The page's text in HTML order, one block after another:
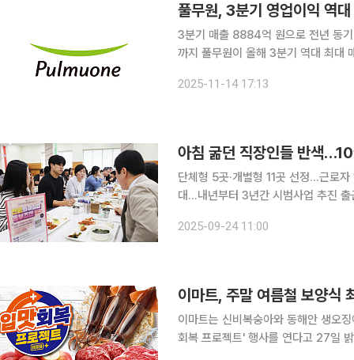
풀무원, 3분기 영업이익 역
3분기 매출 8884억 원으로 전년 동
까지 풀무원이 올해 3분기 역대 최대 매출과 영업이익을 달성했다. 14일 풀무원은 3분기 매출
기 누적 매출은 2조5210억 원, 영업
2025-11-14 17:13
아침 굶던 직장인들 반색…10
단체형 5곳·개별형 11곳 선정…근로
대…내년부터 3년간 시범사업 추진 출근길에 아침을 거르던 산업단지 근로자들이 단돈 1000원으로
업을 추진하며, 대학생 중심이던 지원
2025-09-24 11:00
이마트, 주말 여름철 보양식
이마트는 신비복숭아와 동해안 생오
회복 프로젝트' 행사를 연다고 27일 밝혔다. 이마트는 이날부터 29일까지 신비복숭